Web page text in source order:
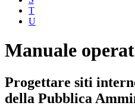
T
U
Manuale
Progettare siti
della Pubblica